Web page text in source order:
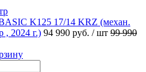
K125 17/14 KRZ (механ.
, 2024 г.) 94 990 руб. / шт 99 990